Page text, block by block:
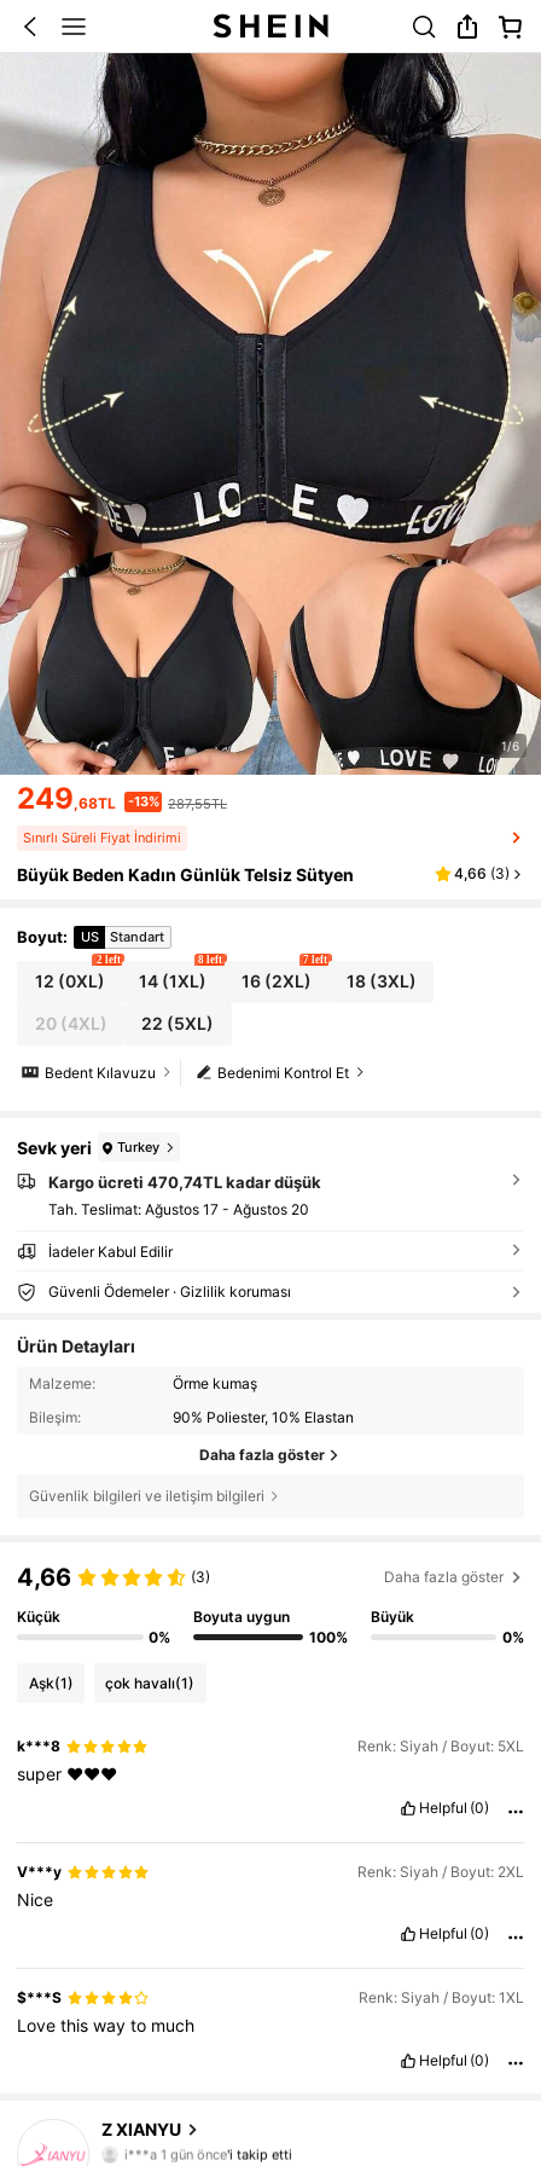
1/6
249,68TL -13% 287,55TL
Sınırlı Süreli Fiyat İndirimi
Büyük Beden Kadın Günlük Telsiz Sütyen 4,66 (3)
Boyut: US Standart
12 (0XL)
2 left
14 (1XL)
8 left
16(2XL)
7 left
18(3XL)
20(4XL) 22 (5XL)
Bedenimi Kontrol Et
Bedent Kılavuzu
Sevk yeri Turkey
Kargo ücreti 470,74TL kadar düşük
Tah. Teslimat: Ağustos 17 - Ağustos 20
İadeler Kabul Edilir
Güvenli Ödemeler · Gizlilik koruması
Ürün Detayları
Malzeme:
Örme kumaş
Bileşim:
90% Poliester, 10% Elastan
Daha fazla göster
Güvenlik bilgileri ve iletişim bilgileri
4,66 (3) Daha fazla göster
Küçük
0%
Boyuta uygun
100%
Büyük
0%
Aşk(1) çok havalı(1)
k***8 Renk: Siyah / Boyut: 5XL
super ❤️❤️❤️
Helpful (0)
V***y Renk: Siyah / Boyut: 2XL
Nice
Helpful (0)
$***S Renk: Siyah / Boyut: 1XL
Lovethiswayto much
Helpful (0)
Z XIANYU
4,70
1.2K Takipçiler
i***a 1 gün önce'i takip etti